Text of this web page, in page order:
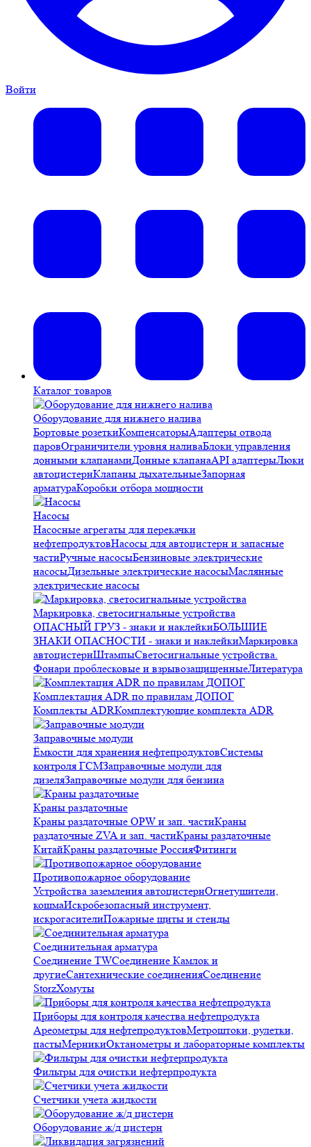
Войти
Каталог товаров
Оборудование для нижнего налива
Бортовые розеткиКомпенсаторыАдаптеры отвода
паровОграничители уровня наливаБлоки управления
донными клапанамиДонные клапанаAPI адаптерыЛюки
автоцистернКлапаны дыхательныеЗапорная
арматураКоробки отбора мощности
Насосы
Насосные агрегаты для перекачки
нефтепродуктовНасосы для автоцистерн и запасные
частиРучные насосыБензиновые электрические
насосыДизельные электрические насосыМаслянные
электрические насосы
Маркировка, светосигнальные устройства
ОПАСНЫЙ ГРУЗ - знаки и наклейкиБОЛЬШИЕ
ЗНАКИ ОПАСНОСТИ - знаки и наклейкиМаркировка
автоцистернШтампыСветосигнальные устройства.
Фонари проблесковые и взрывозащищенныеЛитература
Комплектация ADR по правилам ДОПОГ
Комплекты ADRКомплектующие комплекта ADR
Заправочные модули
Ёмкости для хранения нефтепродуктовСистемы
контроля ГСМЗаправочные модули для
дизеляЗаправочные модули для бензина
Краны раздаточные
Краны раздаточные OPW и зап. частиКраны
раздаточные ZVA и зап. частиКраны раздаточные
КитайКраны раздаточные РоссияФитинги
Противопожарное оборудование
Устройства заземления автоцистернОгнетушители,
кошмаИскробезопасный инструмент,
искрогасителиПожарные щиты и стенды
Соединительная арматура
Соединение TWСоединение Камлок и
другиеСантехнические соединенияСоединение
StorzХомуты
Приборы для контроля качества нефтепродукта
Ареометры для нефтепродуктовМетроштоки, рулетки,
пастыМерникиОктанометры и лабораторные комплекты
Фильтры для очистки нефтерпродукта
Счетчики учета жидкости
Оборудование ж/д цистерн